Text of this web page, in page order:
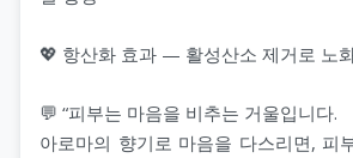
💖 항산화 효과 — 활성산소 제거로 노
💬 “피부는 마음을 비추는 거울입니다.
아로마의 향기로 마음을 다스리면, 피